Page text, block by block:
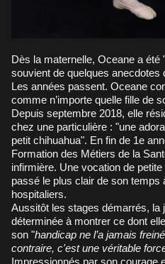
Dès la maternelle, Oceane a été "mise de côté". Sa mère se
souvient de quelques anecdotes
Les années passent. Oceane
comme n’importe quelle fille de
Depuis septembre 2018, elle
chez une particulière : "une
petit chihuahua". En fin de 1e
Formation des Métiers de la
infirmière. Une vocation de petite
passé le plus clair de son temps
hospitaliers.
Aussitôt les stages démarrés, la
déterminée à montrer ce dont
son "handicap ne l’a jamais
contraire, c'est une véritable
Impressionnés par son courage